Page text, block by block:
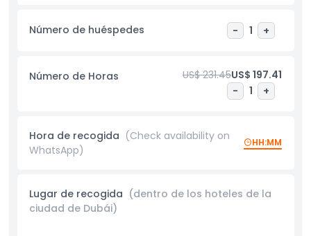
Dubai Creek, esta limusina garantiza un viaje elegante e
inolvidable.
Kohinoor Black 2024 ofrecen flexibilidad con reservas de
ida, ida y vuelta y por horas, adaptándose fácilmente a tus
eventos corporativos, con opciones personalizables como
pasteles de cumpleaños y decoraciones de aniversario
y lujo, haciendo que cada momento de tu viaje sea
verdaderamente memorable.
Número de huéspedes - 1 +
Número de Horas US$ 231.45US$ 197.41
-
1 +
Hora de recogida (Check availability on
WhatsApp)
HH:MM
Lugar de recogida (dentro de los hoteles de la
ciudad de Dubái)